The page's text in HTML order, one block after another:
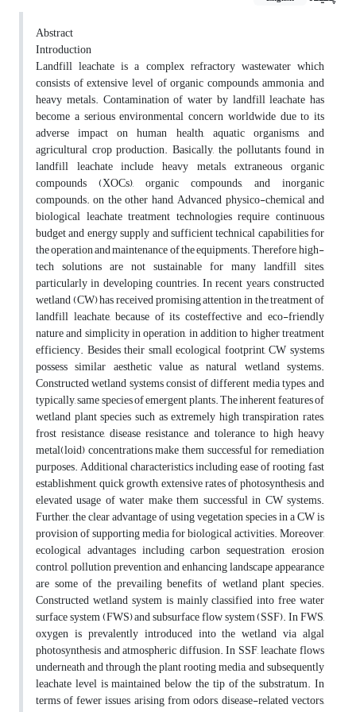
Abstract
Introduction
Landfill leachate is a complex refractory wastewater which
consists of extensive level of organic compounds, ammonia, and
heavy metals. Contamination of water by landfill leachate has
become a serious environmental concern worldwide due to its
adverse impact on human health, aquatic organisms, and
agricultural crop production. Basically, the pollutants found in
landfill leachate include heavy metals, extraneous organic
compounds (XOCs), organic compounds, and inorganic
compounds. on the other hand, Advanced physico-chemical and
biological leachate treatment technologies require continuous
budget and energy supply and sufficient technical capabilities for
the operation and maintenance of the equipments. Therefore, high-
tech solutions are not sustainable for many landfill sites,
particularly in developing countries. In recent years, constructed
wetland (CW) has received promising attention in the treatment of
landfill leachate, because of its costeffective and eco-friendly
nature and simplicity in operation, in addition to higher treatment
efficiency. Besides their small ecological footprint, CW systems
possess similar aesthetic value as natural wetland systems.
Constructed wetland systems consist of different media types, and
typically, same species of emergent plants. The inherent features of
wetland plant species such as extremely high transpiration rates,
frost resistance, disease resistance, and tolerance to high heavy
metal(loid) concentrations make them successful for remediation
purposes. Additional characteristics including ease of rooting, fast
establishment, quick growth, extensive rates of photosynthesis, and
elevated usage of water make them successful in CW systems.
Further, the clear advantage of using vegetation species in a CW is
provision of supporting media for biological activities. Moreover,
ecological advantages including carbon sequestration, erosion
control, pollution prevention, and enhancing landscape appearance
are some of the prevailing benefits of wetland plant species.
Constructed wetland system is mainly classified into free water
surface system (FWS) and subsurface flow system (SSF). In FWS,
oxygen is prevalently introduced into the wetland via algal
photosynthesis and atmospheric diffusion. In SSF, leachate flows
underneath and through the plant rooting media, and subsequently
leachate level is maintained below the tip of the substratum. In
terms of fewer issues arising from odors, disease-related vectors,